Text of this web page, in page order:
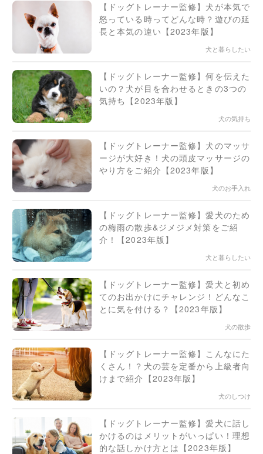
【ドッグトレーナー監修】犬が本気で
怒っている時ってどんな時？遊びの延
長と本気の違い【2023年版】
犬と暮らしたい
【ドッグトレーナー監修】何を伝えた
いの？犬が目を合わせるときの3つの
気持ち【2023年版】
犬の気持ち
【ドッグトレーナー監修】犬のマッサ
ージが大好き！犬の頭皮マッサージの
やり方をご紹介【2023年版】
犬のお手入れ
【ドッグトレーナー監修】愛犬のため
の梅雨の散歩&ジメジメ対策をご紹
介！【2023年版】
犬と暮らしたい
【ドッグトレーナー監修】愛犬と初め
てのお出かけにチャレンジ！どんなこ
とに気を付ける？【2023年版】
犬の散歩
【ドッグトレーナー監修】こんなにた
くさん！？犬の芸を定番から上級者向
けまで紹介【2023年版】
犬のしつけ
【ドッグトレーナー監修】愛犬に話し
かけるのはメリットがいっぱい！理想
的な話しかけ方とは【2023年版】